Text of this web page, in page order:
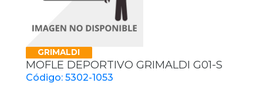
GRIMALDI
MOFLE DEPORTIVO GRIMALDI G01-S
Código: 5302-1053